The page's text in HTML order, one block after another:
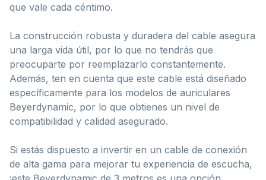
que vale cada céntimo.
La construcción robusta y duradera del cable asegura
una larga vida útil, por lo que no tendrás que
preocuparte por reemplazarlo constantemente.
Además, ten en cuenta que este cable está diseñado
específicamente para los modelos de auriculares
Beyerdynamic, por lo que obtienes un nivel de
compatibilidad y calidad asegurado.
Si estás dispuesto a invertir en un cable de conexión
de alta gama para mejorar tu experiencia de escucha,